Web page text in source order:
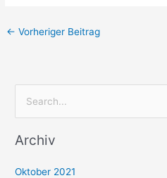
← Vorheriger Beitrag
c
Archiv
Oktober 2021